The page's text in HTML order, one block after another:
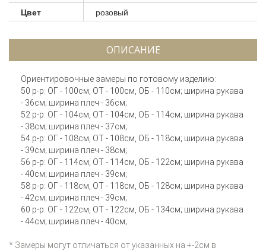
Цвет розовый
ОПИСАНИЕ
Ориентировочные замеры по готовому изделию:
50 р-р: ОГ - 100см, ОТ - 100см, ОБ - 110см; ширина рукава
- 36см; ширина плеч - 36см;
52 р-р: ОГ - 104см, ОТ - 104см, ОБ - 114см; ширина рукава
- 38см; ширина плеч - 37см;
54 р-р: ОГ - 108см, ОТ - 108см, ОБ - 118см; ширина рукава
- 39см; ширина плеч - 38см;
56 р-р: ОГ - 114см, ОТ - 114см, ОБ - 122см; ширина рукава
- 40см; ширина плеч - 39см;
58 р-р: ОГ - 118см, ОТ - 118см, ОБ - 128см; ширина рукава
- 42см; ширина плеч - 39см;
60 р-р: ОГ - 122см, ОТ - 122см, ОБ - 134см; ширина рукава
- 44см; ширина плеч - 40см;
* Замеры могут отличаться от указанных на +-2см в